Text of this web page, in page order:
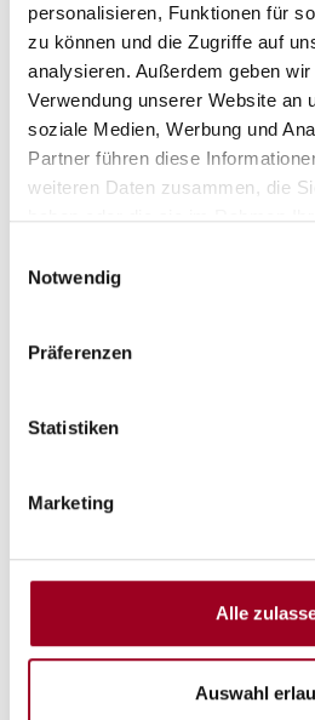
personalisieren, Funktionen für
zu können und die Zugriffe auf
analysieren. Außerdem geben
Verwendung unserer Website an
soziale Medien, Werbung und
Partner führen diese
weiteren Daten zusammen, die
haben oder die sie im Rahmen
Notwendig
Präferenzen
Statistiken
Marketing
Alle
Auswahl
Einsatz im